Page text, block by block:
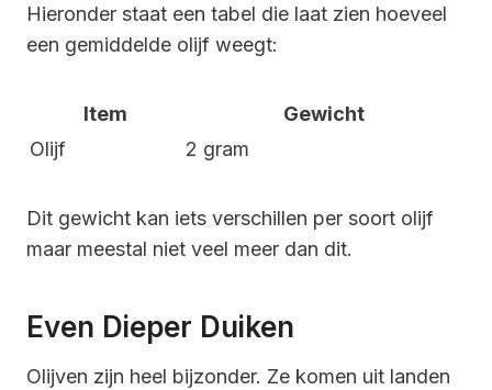
Hieronder staat een tabel die laat zien hoeveel
een gemiddelde olijf weegt:
Item
Gewicht
Olijf
2 gram
Dit gewicht kan iets verschillen per soort olijf
maar meestal niet veel meer dan dit.
Even Dieper Duiken
Olijven zijn heel bijzonder. Ze komen uit landen